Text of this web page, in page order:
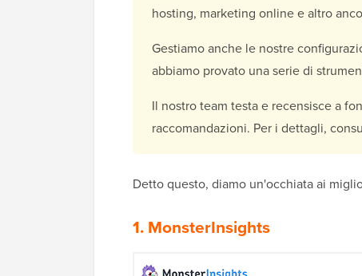
hosting, marketing online e altro
Gestiamo anche le nostre
abbiamo provato una serie di
Il nostro team testa e recensisce a
raccomandazioni. Per i dettagli,
Detto questo, diamo un'occhiata ai
1. MonsterInsights